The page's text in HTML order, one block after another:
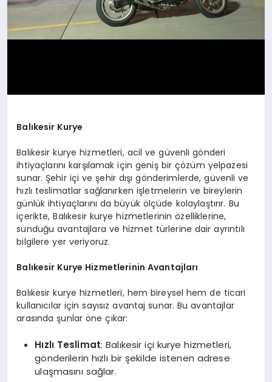
Balıkesir Kurye
Balıkesir kurye hizmetleri, acil ve güvenli gönderi
ihtiyaçlarını karşılamak için geniş bir çözüm yelpazesi
sunar. Şehir içi ve şehir dışı gönderimlerde, güvenli ve
hızlı teslimatlar sağlanırken işletmelerin ve bireylerin
günlük ihtiyaçlarını da büyük ölçüde kolaylaştırır. Bu
içerikte, Balıkesir kurye hizmetlerinin özelliklerine,
sunduğu avantajlara ve hizmet türlerine dair ayrıntılı
bilgilere yer veriyoruz.
Balıkesir Kurye Hizmetlerinin Avantajları
Balıkesir kurye hizmetleri, hem bireysel hem de ticari
kullanıcılar için sayısız avantaj sunar. Bu avantajlar
arasında şunlar öne çıkar:
Hızlı Teslimat: Balıkesir içi kurye hizmetleri,
gönderilerin hızlı bir şekilde istenen adrese
ulaşmasını sağlar.